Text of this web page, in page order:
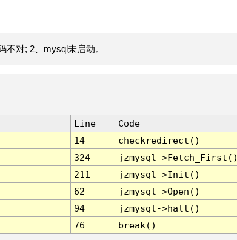
对; 2、mysql未启动。
Line
Code
14
checkredirect()
324
jzmysql-
211
jzmysql->Init()
62
jzmysql->Open()
94
jzmysql->halt()
76 break()